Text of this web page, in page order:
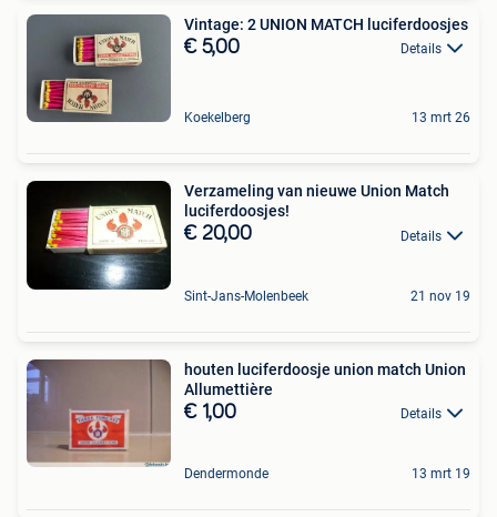
Vintage: 2 UNION MATCH luciferdoosjes
€ 5,00 Details
Koekelberg 13 mrt 26
Verzameling van nieuwe Union Match
luciferdoosjes!
€ 20,00 Details
Sint-Jans-Molenbeek 21 nov 19
houten luciferdoosje union match Union
Allumettière
€ 1,00 Details
Dendermonde 13 mrt 19